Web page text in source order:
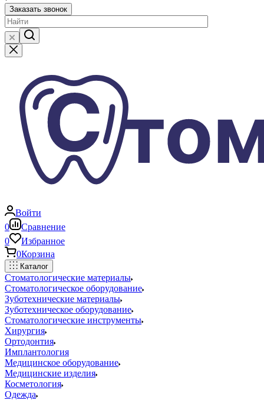
Заказать звонок
Войти
0
Сравнение
0
Избранное
0Корзина
Каталог
Стоматологические материалы
Стоматологическое оборудование
Зуботехнические материалы
Зуботехническое оборудование
Стоматологические инструменты
Хирургия
Ортодонтия
Имплантология
Медицинское оборудование
Медицинские изделия
Косметология
Одежда